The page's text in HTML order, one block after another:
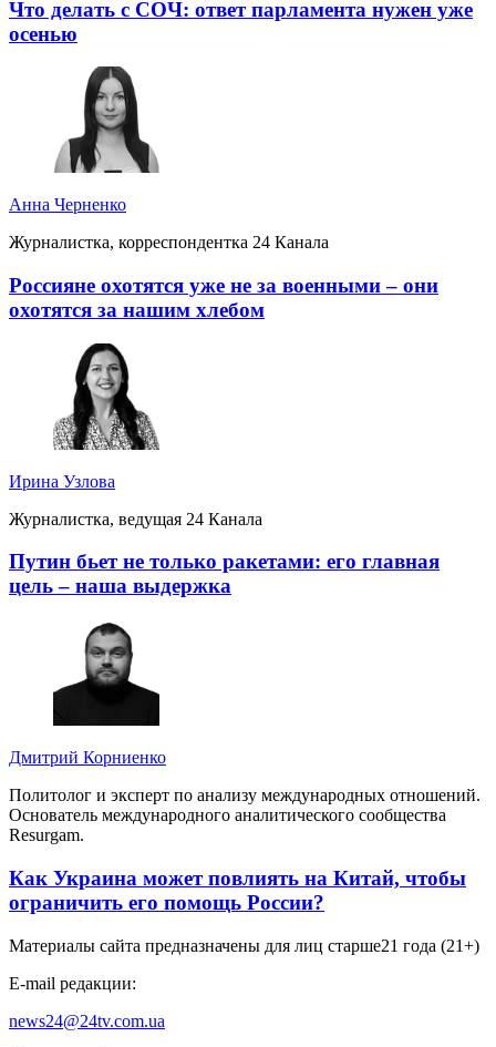
Что делать с СОЧ: ответ парламента нужен уже
осенью
Анна Черненко
Журналистка, корреспондентка 24 Канала
Россияне охотятся уже не за военными – они
охотятся за нашим хлебом
Ирина Узлова
Журналистка, ведущая 24 Канала
Путин бьет не только ракетами: его главная
цель – наша выдержка
Дмитрий Корниенко
Политолог и эксперт по анализу международных отношений.
Основатель международного аналитического сообщества
Resurgam.
Как Украина может повлиять на Китай, чтобы
ограничить его помощь России?
Материалы сайта предназначены для лиц старше21 года (21+)
E-mail редакции:
news24@24tv.com.ua